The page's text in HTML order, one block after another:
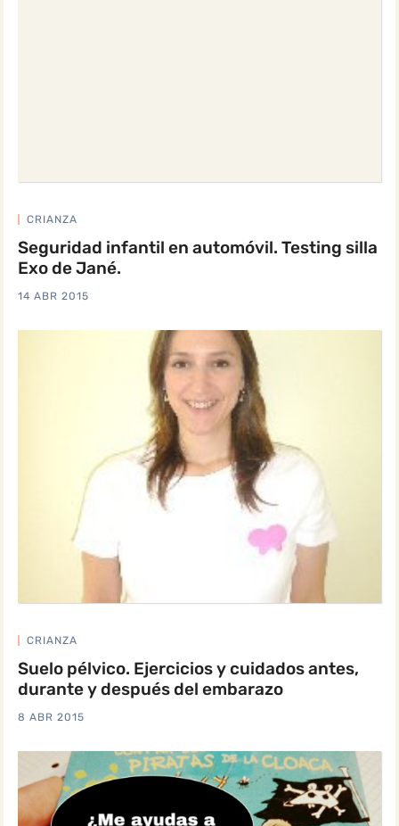
CRIANZA
Seguridad infantil en automóvil. Testing silla
Exo de Jané.
14 ABR 2015
CRIANZA
Suelo pélvico. Ejercicios y cuidados antes,
durante y después del embarazo
8 ABR 2015